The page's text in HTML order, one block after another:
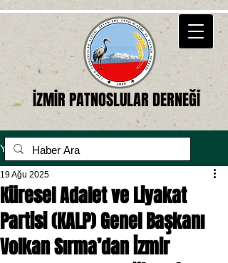
İZMİR PATNOSLULAR DERNEĞİ
Yazı
Küresel Adalet ve Liyakat
Partisi (KALP) Genel Başkanı
Volkan Sırma’dan İzmir
19 Ağu 2025